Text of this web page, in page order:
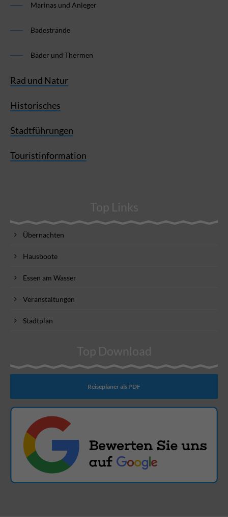
Marinas und Anleger
Badestrände
Bäder und Thermen
Rad und Natur
Historisches
Stadtführungen
Touristinformation
Top Links
Übernachten
Hausboote
Essen am Wasser
Veranstaltungen
Stadtplan
Top Download
Reiseplaner als PDF